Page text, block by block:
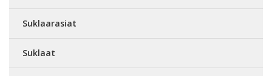
Suklaarasiat
Suklaat